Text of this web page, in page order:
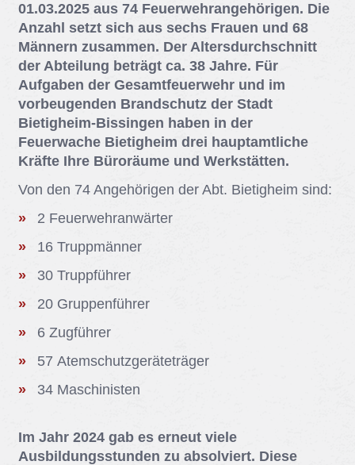
01.03.2025 aus 74 Feuerwehrangehörigen. Die
Anzahl setzt sich aus sechs Frauen und 68
Männern zusammen. Der Altersdurchschnitt
der Abteilung beträgt ca. 38 Jahre. Für
Aufgaben der Gesamtfeuerwehr und im
vorbeugenden Brandschutz der Stadt
Bietigheim-Bissingen haben in der
Feuerwache Bietigheim drei hauptamtliche
Kräfte Ihre Büroräume und Werkstätten.
Von den 74 An­ge­hö­ri­gen der Abt. Bie­tig­heim sind:
2 Feu­er­wehr­an­wär­ter
16 Trupp­män­ner
30 Trupp­füh­rer
20 Grup­pen­füh­rer
6 Zug­füh­rer
57 Atem­schutz­ge­rä­te­trä­ger
34 Ma­schi­nis­ten
Im Jahr 2024 gab es erneut viele
Ausbildungsstunden zu absolviert. Diese